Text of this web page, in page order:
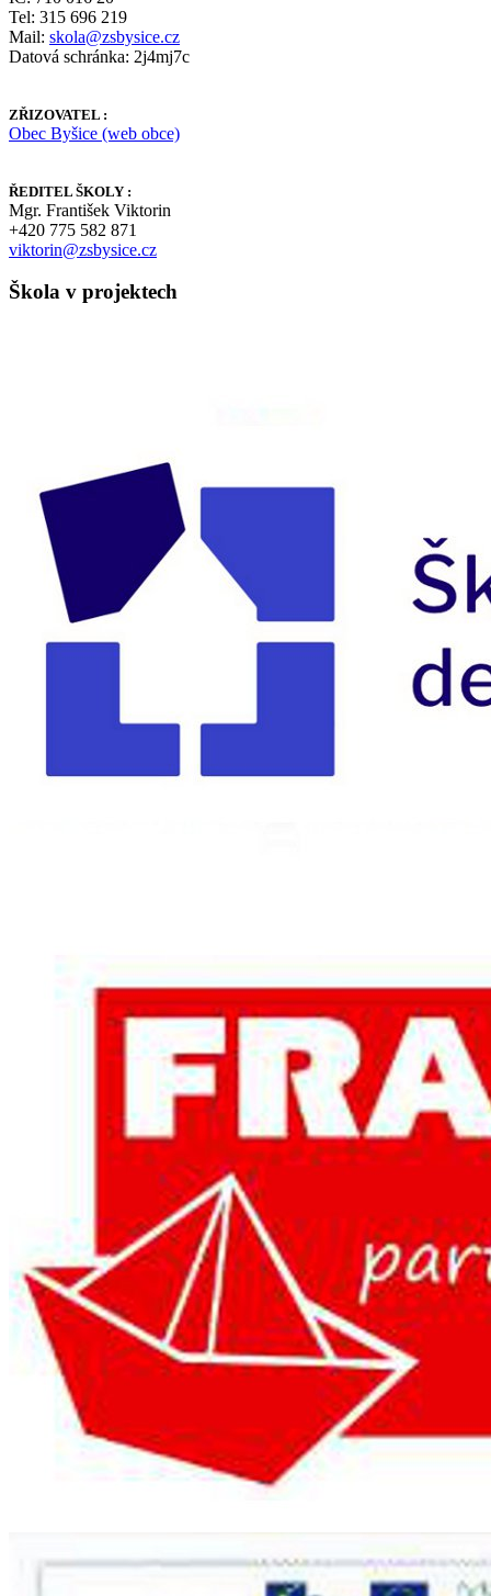
Tel: 315 696 219
Mail: skola@zsbysice.cz
Datová schránka: 2j4mj7c
ZŘIZOVATEL :
Obec Byšice (web obce)
ŘEDITEL ŠKOLY :
Mgr. František Viktorin
+420 775 582 871
viktorin@zsbysice.cz
Škola v projektech